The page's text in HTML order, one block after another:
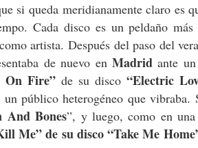
si queda meridianamente claro es
Cada disco es un peldaño
artista. Después del paso del
de nuevo enMadrid ante
On Fire”de su disco“Electric
público heterogéneo que vibraba.
And Bones”, y luego, como en
Me” de su disco “Take Me